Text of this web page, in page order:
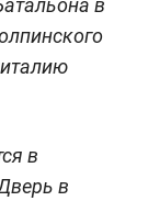
в
в
в